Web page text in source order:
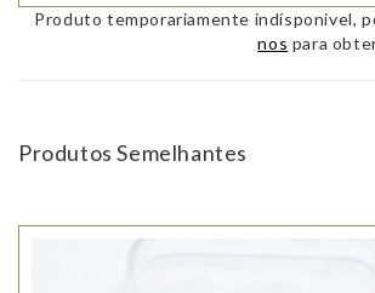
Produto temporariamente indísponivel,
nos para
Produtos Semelhantes